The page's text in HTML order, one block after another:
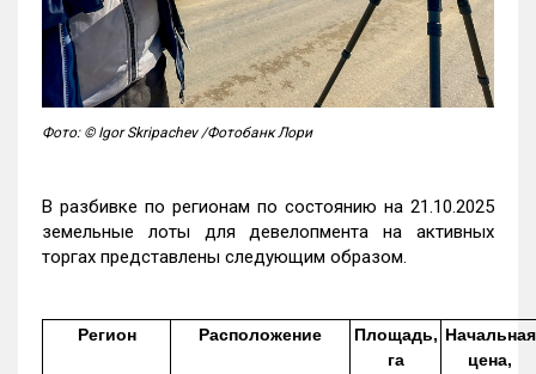
Фото: © Igor Skripachev /Фотобанк Лори
В разбивке по регионам по состоянию на 21.10.2025
земельные лоты для девелопмента на активных
торгах представлены следующим образом.
Регион Расположение
Площадь,
га
Начальная
цена,